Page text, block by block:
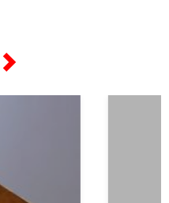
sotto ...